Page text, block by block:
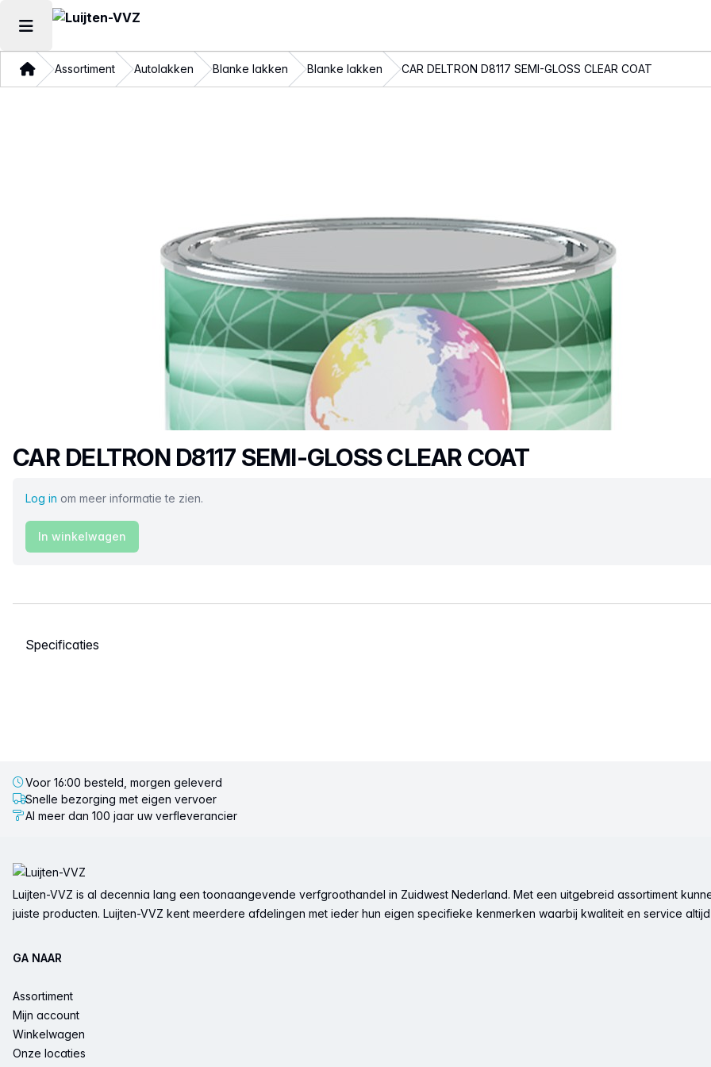
Hoofdmenu openen
ThuisAssortiment Autolakken Blanke lakken Blanke lakken CAR DELTRON D8117 SEMI-GLOSS CLEAR COAT
Productnaam
CAR DELTRON D8117 SEMI-GLOSS CLEAR COAT
Log in om meer informatie te zien.
In winkelwagen
Selecteer een tabblad
Voor 16:00 besteld, morgen geleverd
Snelle bezorging met eigen vervoer
Al meer dan 100 jaar uw verfleverancier
Luijten-VVZ is al decennia lang een toonaangevende verfgroothandel in Zuidwest Nederland. Met een uitgebreid assortiment
juiste producten. Luijten-VVZ kent meerdere afdelingen met ieder hun eigen specifieke kenmerken waarbij kwaliteit en service
GA NAAR
Assortiment
Mijn account
Winkelwagen
Onze locaties